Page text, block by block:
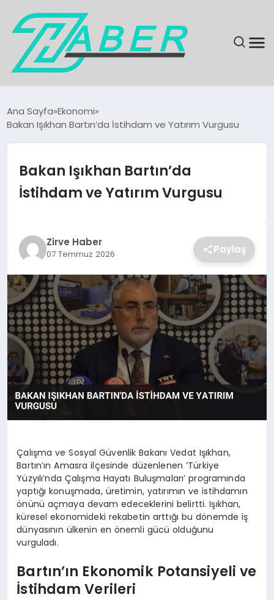
GÜNDEM
EKONOMI
MAGAZIN
KÜLTÜR & SANAT
SAĞLIK
SPOR
TEKNOLOJI
Ana Sayfa Ekonomi
Bakan Işıkhan Bartın’da İstihdam ve Yatırım Vurgusu
Bakan Işıkhan Bartın’da
İstihdam ve Yatırım Vurgusu
Zirve Haber
07 Temmuz 2026 Paylaş
Çalışma ve Sosyal Güvenlik Bakanı Vedat Işıkhan,
Bartın’ın Amasra ilçesinde düzenlenen ‘Türkiye
Yüzyılı’nda Çalışma Hayatı Buluşmaları’ programında
yaptığı konuşmada, üretimin, yatırımın ve istihdamın
önünü açmaya devam edeceklerini belirtti. Işıkhan,
küresel ekonomideki rekabetin arttığı bu dönemde iş
dünyasının ülkenin en önemli gücü olduğunu
vurguladı.
Bartın’ın Ekonomik Potansiyeli ve
İstihdam Verileri